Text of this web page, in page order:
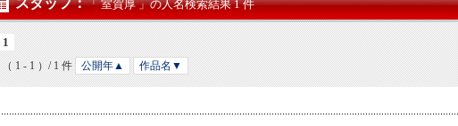
スタッフ：「 室賀厚 」の人名検索結果 1 件
1
（ 1 - 1 ）/ 1 件 公開年▲ 作品名▼